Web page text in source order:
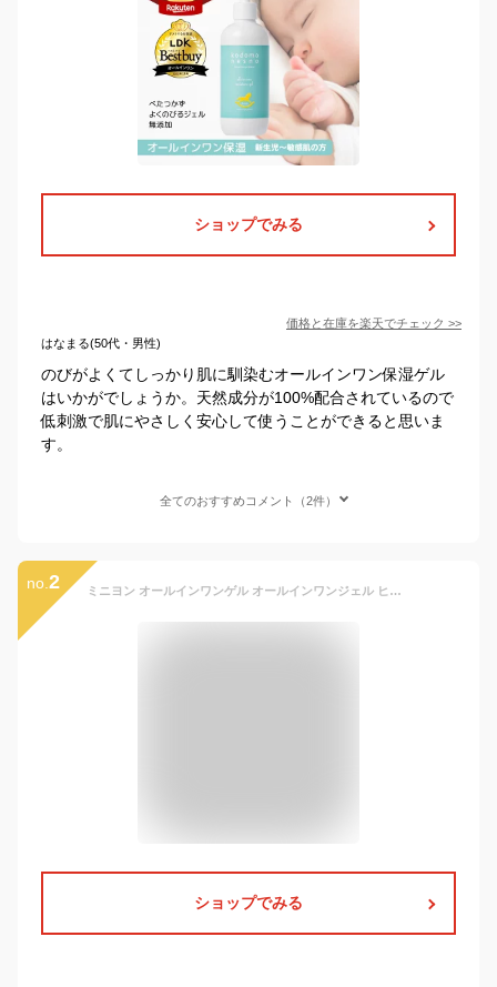
ショップでみる
価格と在庫を楽天でチェック >>
はなまる(50代・男性)
のびがよくてしっかり肌に馴染むオールインワン保湿ゲル
はいかがでしょうか。天然成分が100%配合されているので
低刺激で肌にやさしく安心して使うことができると思いま
す。
全てのおすすめコメント（2件）
no. 2 ミニヨン オールインワンゲル オールインワンジェル ヒト型セラミド ヒアルロン酸 おすすめ 女性 男性 メンズ 子供 家族 無添加 低刺激 乾燥 敏感肌 クリーム 乳液 化粧水 保湿 育児 妊娠線 予防 高保湿 マタニティ オールインワン 時短コスメ 秋 夏 オールシーズン
ショップでみる